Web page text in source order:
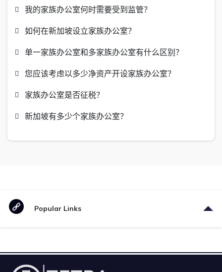
我的家族办公室何时需要受到监管？
如何在新加坡设立家族办公室？
单一家族办公室和多家族办公室有什么区别？
您应该考虑以多少净资产开设家族办公室？
家族办公室是否征税？
新加坡有多少个家族办公室？
Popular Links